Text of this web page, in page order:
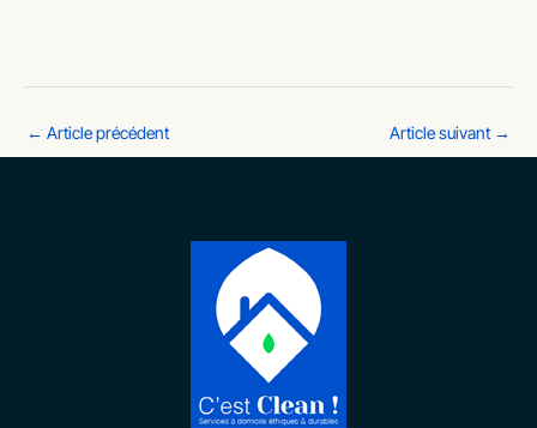
← Article précédent Article suivant →